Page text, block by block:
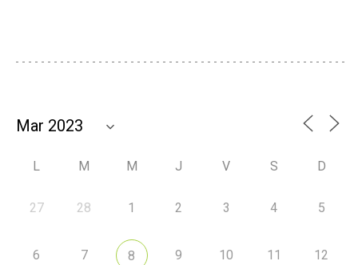
L M M J V S D
27 28 1 2 3 4 5
6 7 8 9 10 11 12